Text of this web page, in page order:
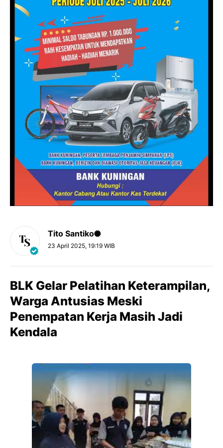
Tito Santiko
23 April 2025, 19:19 WIB
BLK Gelar Pelatihan Keterampilan,
Warga Antusias Meski
Penempatan Kerja Masih Jadi
Kendala